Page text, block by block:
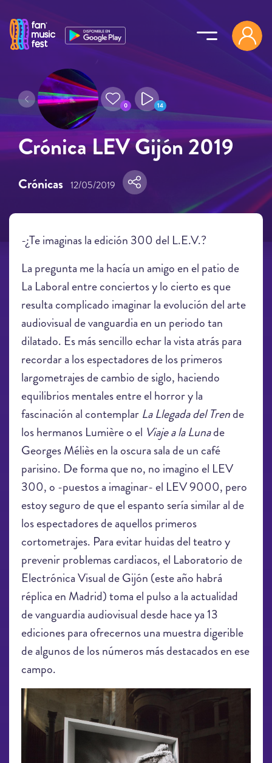
0 14
Crónicas 12/05/2019
Crónica LEV Gijón 2019
-¿Te imaginas la edición 300 del L.E.V.?
La pregunta me la hacía un amigo en el patio de
La Laboral entre conciertos y lo cierto es que
resulta complicado imaginar la evolución del arte
audiovisual de vanguardia en un periodo tan
dilatado. Es más sencillo echar la vista atrás para
recordar a los espectadores de los primeros
largometrajes de cambio de siglo, haciendo
equilibrios mentales entre el horror y la
fascinación al contemplar La Llegada del Trende
los hermanos Lumière o el Viaje a la Lunade
Georges Méliès en la oscura sala de un café
parisino. De forma que no, no imagino el LEV
300, o -puestos a imaginar- el LEV 9000, pero
estoy seguro de que el espanto sería similar al de
los espectadores de aquellos primeros
cortometrajes. Para evitar huidas del teatro y
prevenir problemas cardiacos, el Laboratorio de
Electrónica Visual de Gijón (este año habrá
réplica en Madrid) toma el pulso a la actualidad
de vanguardia audiovisual desde hace ya 13
ediciones para ofrecernos una muestra digerible
de algunos de los números más destacados en ese
campo.
LEV2019-EDP_Rafik Anadol_4.jpg